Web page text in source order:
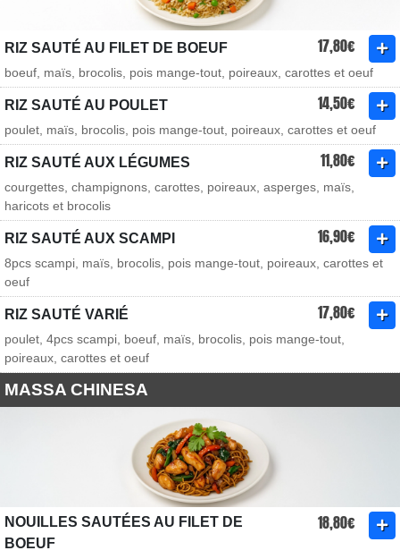
RIZ SAUTÉ AU FILET DE BOEUF 17,80€
boeuf, maïs, brocolis, pois mange-tout, poireaux, carottes et oeuf
RIZ SAUTÉ AU POULET 14,50€
poulet, maïs, brocolis, pois mange-tout, poireaux, carottes et oeuf
RIZ SAUTÉ AUX LÉGUMES 11,80€
courgettes, champignons, carottes, poireaux, asperges, maïs,
haricots et brocolis
RIZ SAUTÉ AUX SCAMPI 16,90€
8pcs scampi, maïs, brocolis, pois mange-tout, poireaux, carottes et
oeuf
RIZ SAUTÉ VARIÉ 17,80€
poulet, 4pcs scampi, boeuf, maïs, brocolis, pois mange-tout,
poireaux, carottes et oeuf
MASSA CHINESA
NOUILLES SAUTÉES AU FILET DE
BOEUF
18,80€